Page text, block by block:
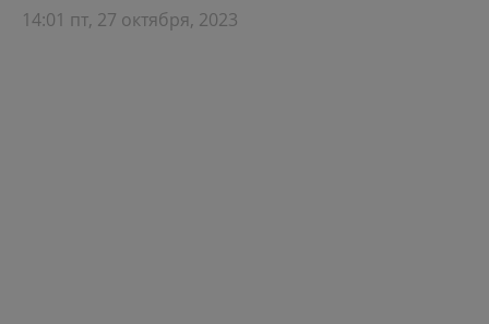
14:01 пт, 27 октября, 2023